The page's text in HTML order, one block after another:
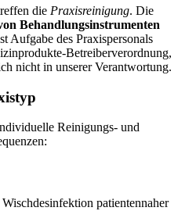
die Praxisreinigung. Die
Behandlungsinstrumenten
Aufgabe des Praxispersonals
Betreiberverordnung,
nicht in unserer Verantwortung.
Reinigungs- und
patientennaher